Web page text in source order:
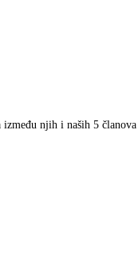
njih i naših 5 članova